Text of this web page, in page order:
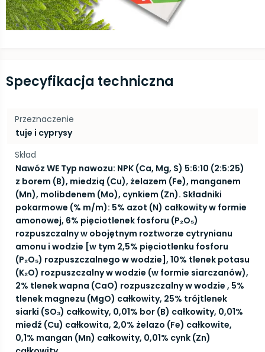
Specyfikacja techniczna
Przeznaczenie
tuje i cyprysy
Skład
Nawóz WE Typ nawozu: NPK (Ca, Mg, S) 5:6:10 (2:5:25)
z borem (B), miedzią (Cu), żelazem (Fe), manganem
(Mn), molibdenem (Mo), cynkiem (Zn). Składniki
pokarmowe (% m/m): 5% azot (N) całkowity w formie
amonowej, 6% pięciotlenek fosforu (P₂O₅)
rozpuszczalny w obojętnym roztworze cytrynianu
amonu i wodzie [w tym 2,5% pięciotlenku fosforu
(P₂O₅) rozpuszczalnego w wodzie], 10% tlenek potasu
(K₂O) rozpuszczalny w wodzie (w formie siarczanów),
2% tlenek wapna (CaO) rozpuszczalny w wodzie , 5%
tlenek magnezu (MgO) całkowity, 25% trójtlenek
siarki (SO₃) całkowity, 0,01% bor (B) całkowity, 0,01%
miedź (Cu) całkowita, 2,0% żelazo (Fe) całkowite,
0,1% mangan (Mn) całkowity, 0,01% cynk (Zn)